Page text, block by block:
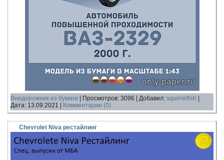
Внедорожник из бумаги Просмотров: 3096 Добавил: squirrelfish
Дата: 13.09.2021 Комментарии (0)
Chevrolet Niva рестайлинг